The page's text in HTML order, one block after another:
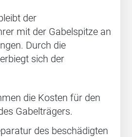
der
mit der Gabelspitze an
Durch die
sich der
die Kosten für den
Gabelträgers.
des beschädigten